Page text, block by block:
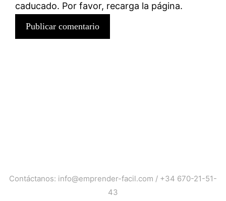
caducado. Por favor, recarga la página.
Contáctanos: info@emprender-facil.com / +34 670-21-51-
43